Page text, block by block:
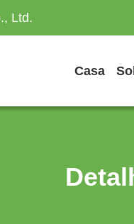
Ltd.
Casa